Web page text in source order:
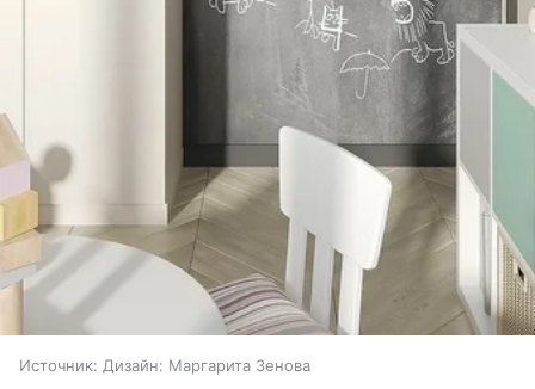
Источник: Дизайн: Маргарита Зенова